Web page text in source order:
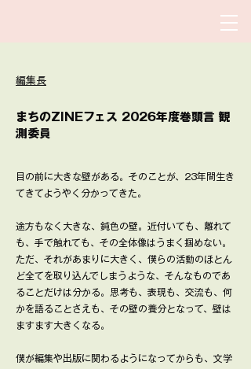
​編集長
​まちのZINEフェス 2026年度巻頭言 観
測委員
目の前に大きな壁がある。そのことが、23年間生き
てきてようやく分かってきた。
途方もなく大きな、鈍色の壁。近付いても、離れて
も、手で触れても、その全体像はうまく掴めない。
ただ、それがあまりに大きく、僕らの活動のほとん
ど全てを取り込んでしまうような、そんなものであ
ることだけは分かる。思考も、表現も、交流も、何
かを語ることさえも、その壁の養分となって、壁は
ますます大きくなる。
僕が編集や出版に関わるようになってからも、文学